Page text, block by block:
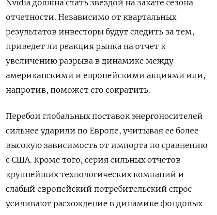
Nvidia должна стать звездой на закате сезона
отчетности. Независимо от квартальных
результатов инвесторы будут следить за тем,
приведет ли реакция рынка на отчет к
увеличению разрыва в динамике между
американскими и европейскими акциями или,
напротив, поможет его сократить.
Перебои глобальных поставок энергоносителей
сильнее ударили по Европе, учитывая ее более
высокую зависимость от импорта по сравнению
с США. Кроме того, серия сильных отчетов
крупнейших технологических компаний и
слабый европейский потребительский спрос
усиливают расхождение в динамике фондовых